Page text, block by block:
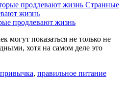
Странные
жизнь
продлевают жизнь
могут показаться не только не
хотя на самом деле это
привычка, правильное питание